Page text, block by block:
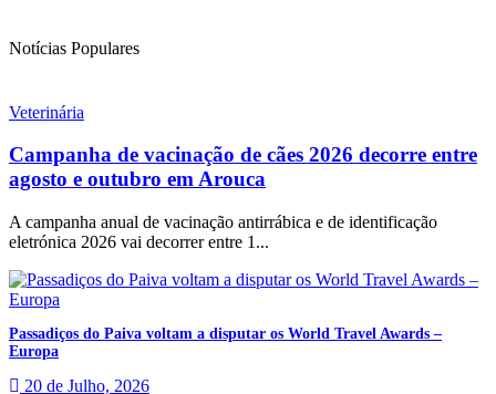
Notícias Populares
Veterinária
Campanha de vacinação de cães 2026 decorre entre
agosto e outubro em Arouca
A campanha anual de vacinação antirrábica e de identificação
eletrónica 2026 vai decorrer entre 1...
Passadiços do Paiva voltam a disputar os World Travel Awards –
Europa
20 de Julho, 2026